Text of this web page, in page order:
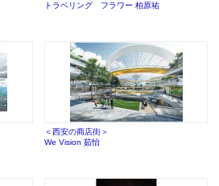
トラベリング フラワー 柏原祐
＜西安の商店街＞
We Vision 茹怡